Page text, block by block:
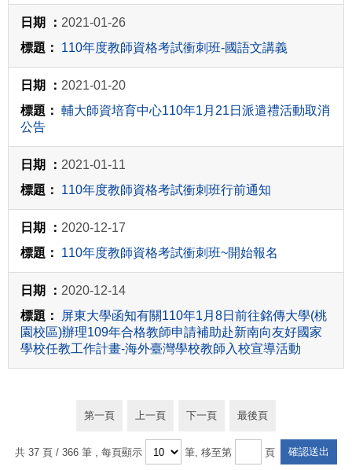
2021-01-26
110年度教師資格考試衝刺班-國語文講義
2021-01-20
輔大師資培育中心110年1月21日派遣禮活動取消
公告
2021-01-11
110年度教師資格考試衝刺班行前通知
2020-12-17
110年度教師資格考試衝刺班~開始報名
2020-12-14
屏東大學函知有關110年1月8日前往銘傳大學(桃
園校區)辦理109年合格教師申請補助赴新南向友好國家
學校任教工作計畫-海外臺灣學校教師入校宣導活動
第一頁 上一頁 下一頁 最後頁
共 37 頁 / 366 筆 , 每頁顯示 筆, 移至第 頁